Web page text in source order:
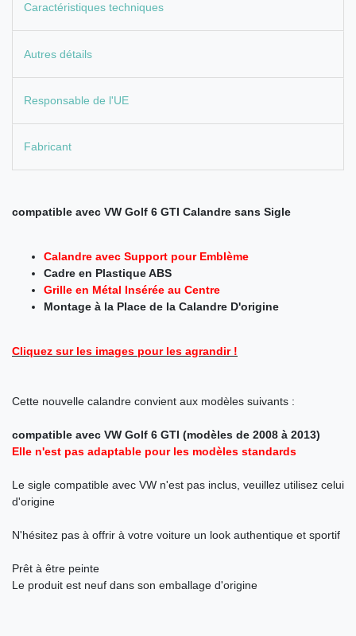
Caractéristiques techniques
Autres détails
Responsable de l'UE
Fabricant
compatible avec VW Golf 6 GTI Calandre sans Sigle
Calandre avec Support pour Emblème
Cadre en Plastique ABS
Grille en Métal Insérée au Centre
Montage à la Place de la Calandre D'origine
Cliquez sur les images pour les agrandir !
Cette nouvelle calandre convient aux modèles suivants :
compatible avec VW Golf 6 GTI (modèles de 2008 à 2013)
Elle n'est pas adaptable pour les modèles standards
Le sigle compatible avec VW n'est pas inclus, veuillez utilisez celui
d'origine
N'hésitez pas à offrir à votre voiture un look authentique et sportif
Prêt à être peinte
Le produit est neuf dans son emballage d'origine